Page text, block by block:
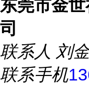
东莞市金
司
联系人 刘
联系手机